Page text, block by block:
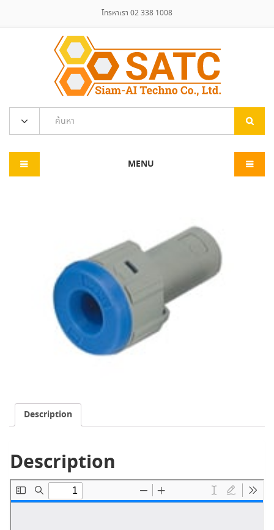
โทรหาเรา 02 338 1008
MENU
Description
Description